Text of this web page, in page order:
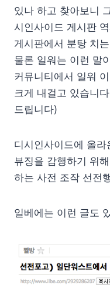
있나 하고 찾아보니
시인사이드 게시판
게시판에서 분탕 치
물론 일워는 이런 말
커뮤니티에서 일워
크게 내걸고 있습니
드립니다)
디시인사이드에 올
뷰징을 감행하기 위
하는 사전 조작 선전
일베에는 이런 글도